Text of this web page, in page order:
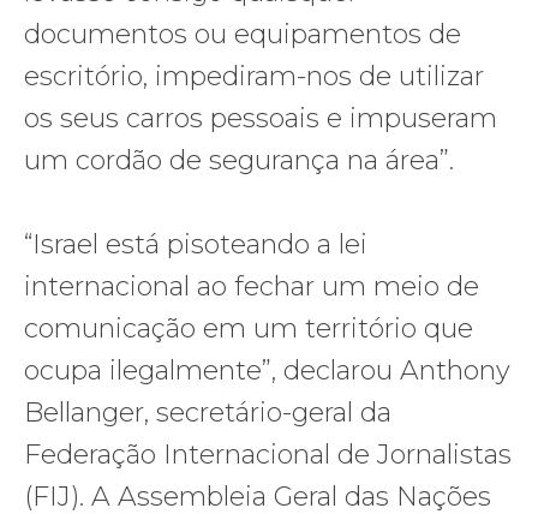
documentos ou equipamentos de
escritório, impediram-nos de utilizar
os seus carros pessoais e impuseram
um cordão de segurança na área”.
“Israel está pisoteando a lei
internacional ao fechar um meio de
comunicação em um território que
ocupa ilegalmente”, declarou Anthony
Bellanger, secretário-geral da
Federação Internacional de Jornalistas
(FIJ). A Assembleia Geral das Nações